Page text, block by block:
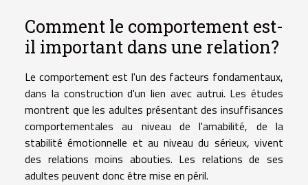
Comment le comportement est-
il important dans une relation?
Le comportement est l'un des facteurs fondamentaux,
dans la construction d'un lien avec autrui. Les études
montrent que les adultes présentant des insuffisances
comportementales au niveau de l'amabilité, de la
stabilité émotionnelle et au niveau du sérieux, vivent
des relations moins abouties. Les relations de ses
adultes peuvent donc être mise en péril.